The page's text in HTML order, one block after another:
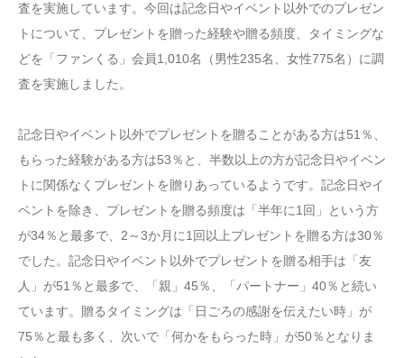
査を実施しています。今回は記念日やイベント以外でのプレゼン
トについて、プレゼントを贈った経験や贈る頻度、タイミングな
どを「ファンくる」会員1,010名（男性235名、女性775名）に調
査を実施しました。
記念日やイベント以外でプレゼントを贈ることがある方は51％、
もらった経験がある方は53％と、半数以上の方が記念日やイベン
トに関係なくプレゼントを贈りあっているようです。記念日やイ
ベントを除き、プレゼントを贈る頻度は「半年に1回」という方
が34％と最多で、2～3か月に1回以上プレゼントを贈る方は30％
でした。記念日やイベント以外でプレゼントを贈る相手は「友
人」が51％と最多で、「親」45％、「パートナー」40％と続い
ています。贈るタイミングは「日ごろの感謝を伝えたい時」が
75％と最も多く、次いで「何かをもらった時」が50％となりま